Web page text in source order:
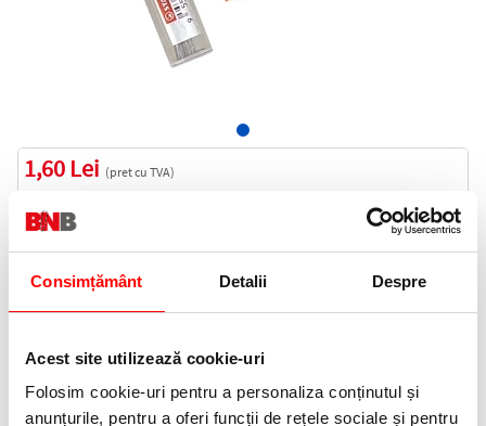
Consimțământ Detalii Despre
Acest site utilizează cookie-uri
Folosim cookie-uri pentru a personaliza conținutul și
anunțurile, pentru a oferi funcții de rețele sociale și pentru
1,60 Lei (pret cu TVA)
2 puncte de fidelitate
Cod produs:
Anunta-ma cand revine in stoc